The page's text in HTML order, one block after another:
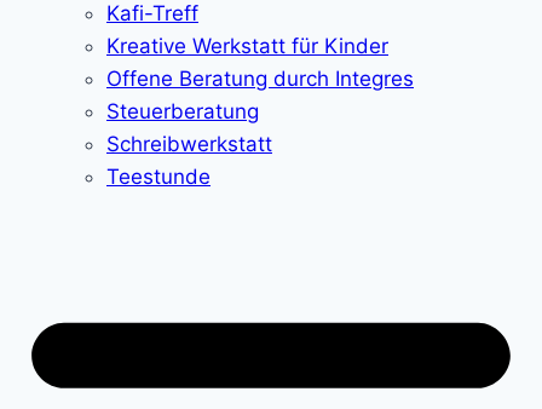
Kafi-Treff
Kreative Werkstatt für Kinder
Offene Beratung durch Integres
Steuerberatung
Schreibwerkstatt
Teestunde